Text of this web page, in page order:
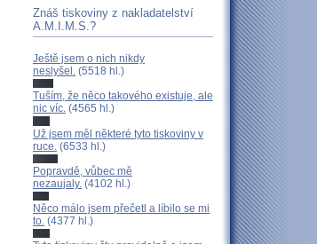
Znáš tiskoviny z nakladatelství
A.M.I.M.S.?
Ještě jsem o nich nikdy
neslyšel. (5518 hl.)
Tuším, že něco takového existuje, ale
nic víc. (4565 hl.)
Už jsem měl některé tyto tiskoviny v
ruce. (6533 hl.)
Popravdě, vůbec mě
nezaujaly. (4102 hl.)
Něco málo jsem přečetl a líbilo se mi
to. (4377 hl.)